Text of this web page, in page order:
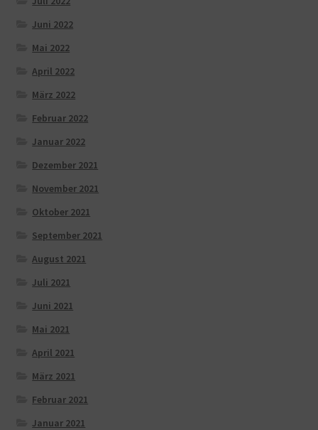
Juni 2022
Mai 2022
April 2022
März 2022
Februar 2022
Januar 2022
Dezember 2021
November 2021
Oktober 2021
September 2021
August 2021
Juli 2021
Juni 2021
Mai 2021
April 2021
März 2021
Februar 2021
Januar 2021